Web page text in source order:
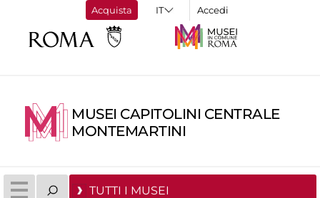
Acquista Accedi
MUSEI CAPITOLINI CENTRALE
MONTEMARTINI
TUTTI I MUSEI